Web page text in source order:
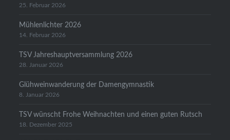
25. Februar 2026
Mühlenlichter 2026
14. Februar 2026
TSV Jahreshauptversammlung 2026
28. Januar 2026
Glühweinwanderung der Damengymnastik
8. Januar 2026
TSV wünscht Frohe Weihnachten und einen guten Rutsch
18. Dezember 2025